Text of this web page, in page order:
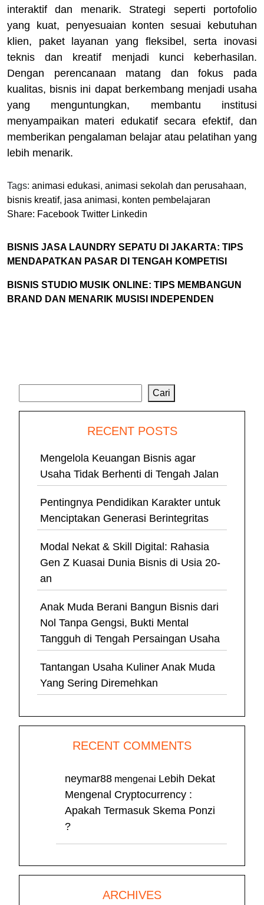
interaktif dan menarik. Strategi seperti portofolio
yang kuat, penyesuaian konten sesuai kebutuhan
klien, paket layanan yang fleksibel, serta inovasi
teknis dan kreatif menjadi kunci keberhasilan.
Dengan perencanaan matang dan fokus pada
kualitas, bisnis ini dapat berkembang menjadi usaha
yang menguntungkan, membantu institusi
menyampaikan materi edukatif secara efektif, dan
memberikan pengalaman belajar atau pelatihan yang
lebih menarik.
Tags: animasi edukasi, animasi sekolah dan perusahaan,
bisnis kreatif, jasa animasi, konten pembelajaran
Share: Facebook Twitter Linkedin
BISNIS JASA LAUNDRY SEPATU DI JAKARTA: TIPS
MENDAPATKAN PASAR DI TENGAH KOMPETISI
BISNIS STUDIO MUSIK ONLINE: TIPS MEMBANGUN
BRAND DAN MENARIK MUSISI INDEPENDEN
Cari
RECENT POSTS
Mengelola Keuangan Bisnis agar
Usaha Tidak Berhenti di Tengah Jalan
Pentingnya Pendidikan Karakter untuk
Menciptakan Generasi Berintegritas
Modal Nekat & Skill Digital: Rahasia
Gen Z Kuasai Dunia Bisnis di Usia 20-
an
Anak Muda Berani Bangun Bisnis dari
Nol Tanpa Gengsi, Bukti Mental
Tangguh di Tengah Persaingan Usaha
Tantangan Usaha Kuliner Anak Muda
Yang Sering Diremehkan
RECENT COMMENTS
neymar88 mengenai Lebih Dekat
Mengenal Cryptocurrency :
Apakah Termasuk Skema Ponzi
?
ARCHIVES